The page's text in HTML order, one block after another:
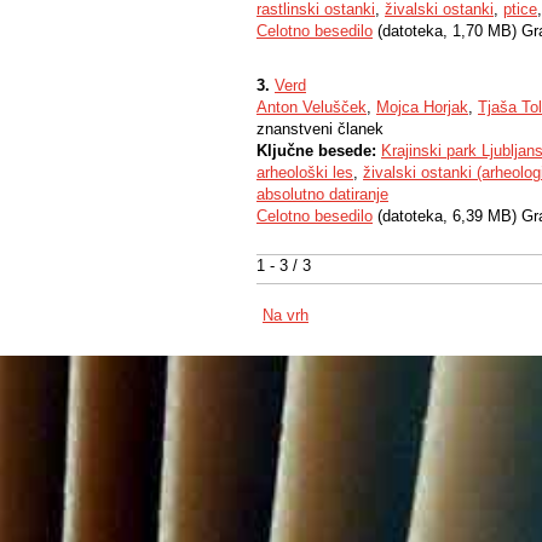
1 - 3 / 3
rastlinski ostanki, živalski ostanki, ptice
Celotno besedilo (datoteka, 1,70 MB)
3. Verd
Anton Velušček, Mojca Horjak, Tjaša
znanstveni članek
Ključne besede: Krajinski park
arheološki les, živalski ostanki
absolutno datiranje
Celotno besedilo (datoteka, 6,39 MB)
Na vrh